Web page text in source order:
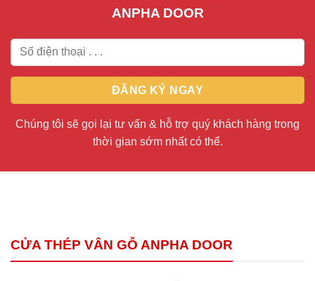
ANPHA DOOR
Chúng tôi sẽ gọi lại tư vấn & hỗ trợ quý khách hàng trong
thời gian sớm nhất có thể.
CỬA THÉP VÂN GỖ ANPHA DOOR